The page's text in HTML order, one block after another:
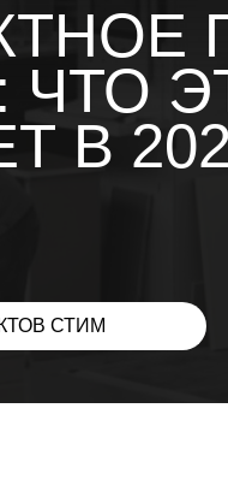
СТИМ
ЧТО
В